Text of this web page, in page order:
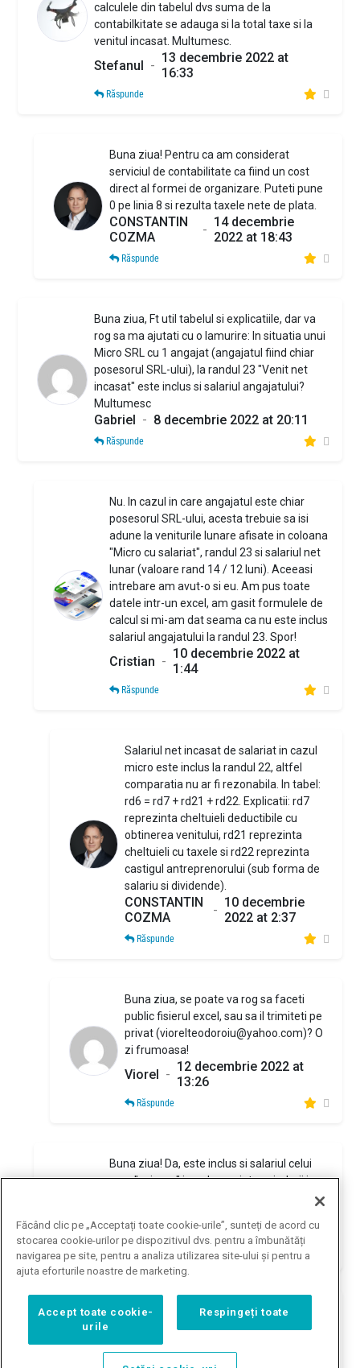
calculele din tabelul dvs suma de la
contabilkitate se adauga si la total taxe si la
venitul incasat. Multumesc.
Stefanul - 13 decembrie 2022 at
16:33
Răspunde
Buna ziua! Pentru ca am considerat
serviciul de contabilitate ca fiind un cost
direct al formei de organizare. Puteti pune
0 pe linia 8 si rezulta taxele nete de plata.
CONSTANTIN
COZMA
- 14 decembrie
2022 at 18:43
Răspunde
Buna ziua, Ft util tabelul si explicatiile, dar va
rog sa ma ajutati cu o lamurire: In situatia unui
Micro SRL cu 1 angajat (angajatul fiind chiar
posesorul SRL-ului), la randul 23 "Venit net
incasat" este inclus si salariul angajatului?
Multumesc
Gabriel - 8 decembrie 2022 at 20:11
Răspunde
Nu. In cazul in care angajatul este chiar
posesorul SRL-ului, acesta trebuie sa isi
adune la veniturile lunare afisate in coloana
"Micro cu salariat", randul 23 si salariul net
lunar (valoare rand 14 / 12 luni). Aceeasi
intrebare am avut-o si eu. Am pus toate
datele intr-un excel, am gasit formulele de
calcul si mi-am dat seama ca nu este inclus
salariul angajatului la randul 23. Spor!
Cristian - 10 decembrie 2022 at
1:44
Răspunde
Salariul net incasat de salariat in cazul
micro este inclus la randul 22, altfel
comparatia nu ar fi rezonabila. In tabel:
rd6 = rd7 + rd21 + rd22. Explicatii: rd7
reprezinta cheltuieli deductibile cu
obtinerea venitului, rd21 reprezinta
cheltuieli cu taxele si rd22 reprezinta
castigul antreprenorului (sub forma de
salariu si dividende).
CONSTANTIN
COZMA
- 10 decembrie
2022 at 2:37
Răspunde
Buna ziua, se poate va rog sa faceti
public fisierul excel, sau sa il trimiteti pe
privat (viorelteodoroiu@yahoo.com)? O
zi frumoasa!
Viorel - 12 decembrie 2022 at
13:26
Răspunde
Buna ziua! Da, este inclus si salariul celui
care "asigura" incadrarea intreprinderii in
COZMA
- 2022 at 2:40
Răspunde
Pentru PFA la norma nu exista cheltuieli
deductibile.
Catalin - 1 decembrie 2022 at 0:04
Răspunde
Făcând clic pe „Acceptați toate cookie-urile”, sunteți de acord cu
stocarea cookie-urilor pe dispozitivul dvs. pentru a îmbunătăți
navigarea pe site, pentru a analiza utilizarea site-ului și pentru a
ajuta eforturile noastre de marketing.
Accept toate cookie-
urile
Respingeți toate